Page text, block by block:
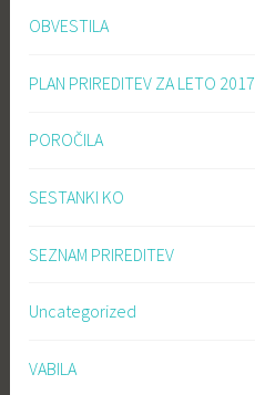
OBVESTILA
PLAN PRIREDITEV ZA LETO 2017
POROČILA
SESTANKI KO
SEZNAM PRIREDITEV
Uncategorized
VABILA